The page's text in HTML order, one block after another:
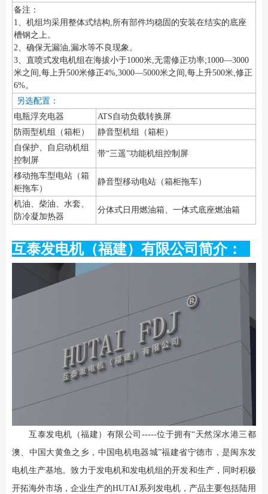
备注：
1、机组均采用整体式结构,所有部件均稳固的安装在结实的底座
槽钢之上。
2、确保无漏油,漏水等不良现象。
3、直喷式发电机组在海拔小于1000米,无需修正功率;1000—3000
米之间,每上升500米修正4%,3000—5000米之间,每上升500米,修正
6%。
另选配置：
电瓶浮充电器
ATS自动负载转换屏
防雨型机组（箱柜）
静音型机组（箱柜）
自保护、自启动机组
控制屏
带“三遥”功能机组控制屏
移动拖车型电站（箱
柜拖车）
静音型移动电站（箱柜拖车）
机油、柴油、水套、
防冷凝加热器
分体式日用燃油箱、一体式底座燃油箱
互泰发电机（福建）有限公司简介：
互泰发电机（福建）有限公司-----位于拥有“天然深水港三都
澳、中国大黄鱼之乡，中国电机电器城”福建省宁德市，是闽东发
电机生产基地。致力于发电机和发电机组的开发和生产，同时积极
开拓海外市场，企业生产的HUTAI系列发电机，产品主要包括陆用